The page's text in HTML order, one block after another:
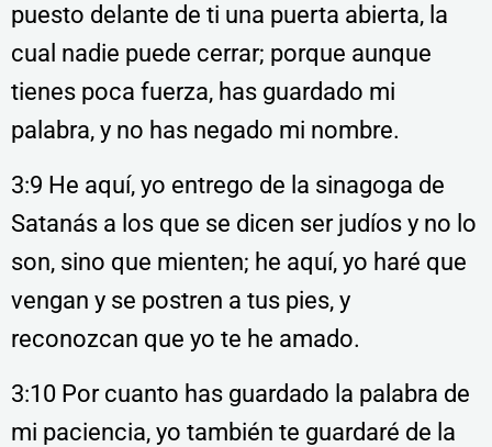
puesto delante de ti una puerta abierta, la
cual nadie puede cerrar; porque aunque
tienes poca fuerza, has guardado mi
palabra, y no has negado mi nombre.
3:9 He aquí, yo entrego de la sinagoga de
Satanás a los que se dicen ser judíos y no lo
son, sino que mienten; he aquí, yo haré que
vengan y se postren a tus pies, y
reconozcan que yo te he amado.
3:10 Por cuanto has guardado la palabra de
mi paciencia, yo también te guardaré de la